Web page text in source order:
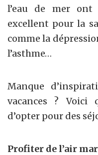
l’eau de mer
excellent pour la
comme la
l’asthme…
Manque
vacances ? Voici
d’opter pour des
Profiter de l’air